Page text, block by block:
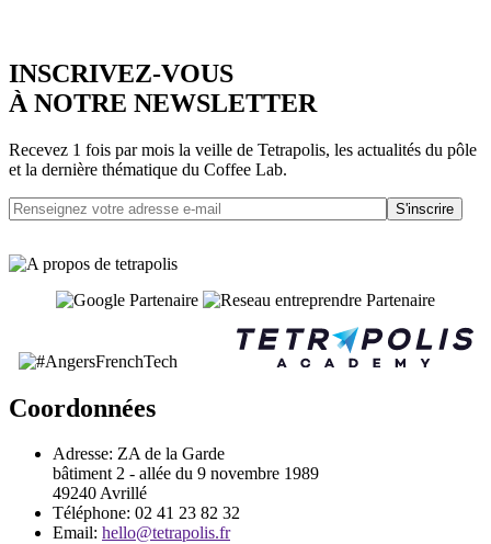
INSCRIVEZ-VOUS
À NOTRE NEWSLETTER
Recevez 1 fois par mois la veille de Tetrapolis, les actualités du pôle
et la dernière thématique du Coffee Lab.
S'inscrire
Coordonnées
Adresse: ZA de la Garde
bâtiment 2 - allée du 9 novembre 1989
49240 Avrillé
Téléphone: 02 41 23 82 32
Email: hello@tetrapolis.fr